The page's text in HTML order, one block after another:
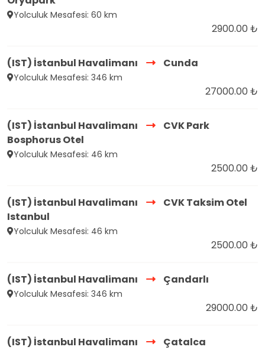
Yolculuk Mesafesi: 60 km
2900.00 ₺
(IST) İstanbul Havalimanı Cunda
Yolculuk Mesafesi: 346 km
27000.00 ₺
(IST) İstanbul Havalimanı
CVK Park
Bosphorus Otel
Yolculuk Mesafesi: 46 km
2500.00 ₺
(IST) İstanbul Havalimanı
CVK Taksim Otel
Istanbul
Yolculuk Mesafesi: 46 km
2500.00 ₺
(IST) İstanbul Havalimanı Çandarlı
Yolculuk Mesafesi: 346 km
29000.00 ₺
(IST) İstanbul Havalimanı Çatalca